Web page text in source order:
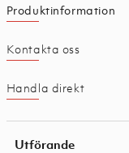
Produktinformation
Kontakta oss
Handla direkt
Utförande